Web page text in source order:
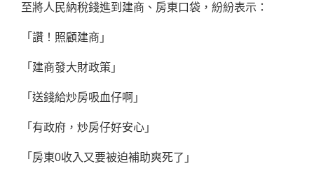
至將人民納稅錢進到建商、房東口袋，紛紛表示：
「讚！照顧建商」
「建商發大財政策」
「送錢給炒房吸血仔啊」
「有政府，炒房仔好安心」
「房東0收入又要被迫補助爽死了」